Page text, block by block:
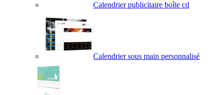
Calendrier publicitaire boîte cd
Calendrier sous main personnalisé